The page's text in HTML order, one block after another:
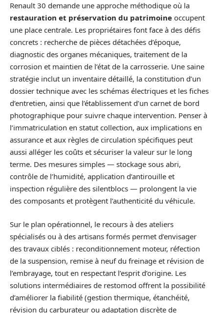
Renault 30 demande une approche méthodique où la
restauration et préservation du patrimoine occupent
une place centrale. Les propriétaires font face à des défis
concrets : recherche de pièces détachées d’époque,
diagnostic des organes mécaniques, traitement de la
corrosion et maintien de l’état de la carrosserie. Une saine
stratégie inclut un inventaire détaillé, la constitution d’un
dossier technique avec les schémas électriques et les fiches
d’entretien, ainsi que l’établissement d’un carnet de bord
photographique pour suivre chaque intervention. Penser à
l’immatriculation en statut collection, aux implications en
assurance et aux règles de circulation spécifiques peut
aussi alléger les coûts et sécuriser la valeur sur le long
terme. Des mesures simples — stockage sous abri,
contrôle de l’humidité, application d’antirouille et
inspection régulière des silentblocs — prolongent la vie
des composants et protègent l’authenticité du véhicule.
Sur le plan opérationnel, le recours à des ateliers
spécialisés ou à des artisans formés permet d’envisager
des travaux ciblés : reconditionnement moteur, réfection
de la suspension, remise à neuf du freinage et révision de
l’embrayage, tout en respectant l’esprit d’origine. Les
solutions intermédiaires de restomod offrent la possibilité
d’améliorer la fiabilité (gestion thermique, étanchéité,
révision du carburateur ou adaptation discrète de